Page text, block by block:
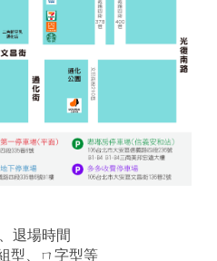
退場時間
型、ㄇ字型等